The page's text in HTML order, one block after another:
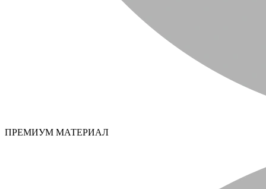
ПРЕМИУМ МАТЕРИАЛ